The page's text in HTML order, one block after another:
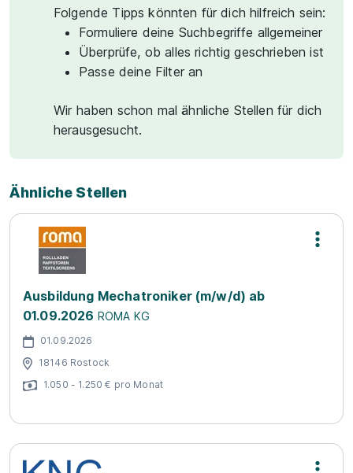
Folgende Tipps könnten für dich hilfreich sein:
Formuliere deine Suchbegriffe allgemeiner
Überprüfe, ob alles richtig geschrieben ist
Passe deine Filter an
Wir haben schon mal ähnliche Stellen für dich
herausgesucht.
Ähnliche Stellen
Ausbildung Mechatroniker (m/w/d) ab
01.09.2026 ROMA KG
01.09.2026
18146 Rostock
1.050 - 1.250 € pro Monat